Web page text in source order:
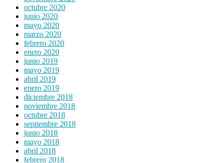
octubre 2020
junio 2020
mayo 2020
marzo 2020
febrero 2020
enero 2020
junio 2019
mayo 2019
abril 2019
enero 2019
diciembre 2018
noviembre 2018
octubre 2018
septiembre 2018
junio 2018
mayo 2018
abril 2018
febrero 2018